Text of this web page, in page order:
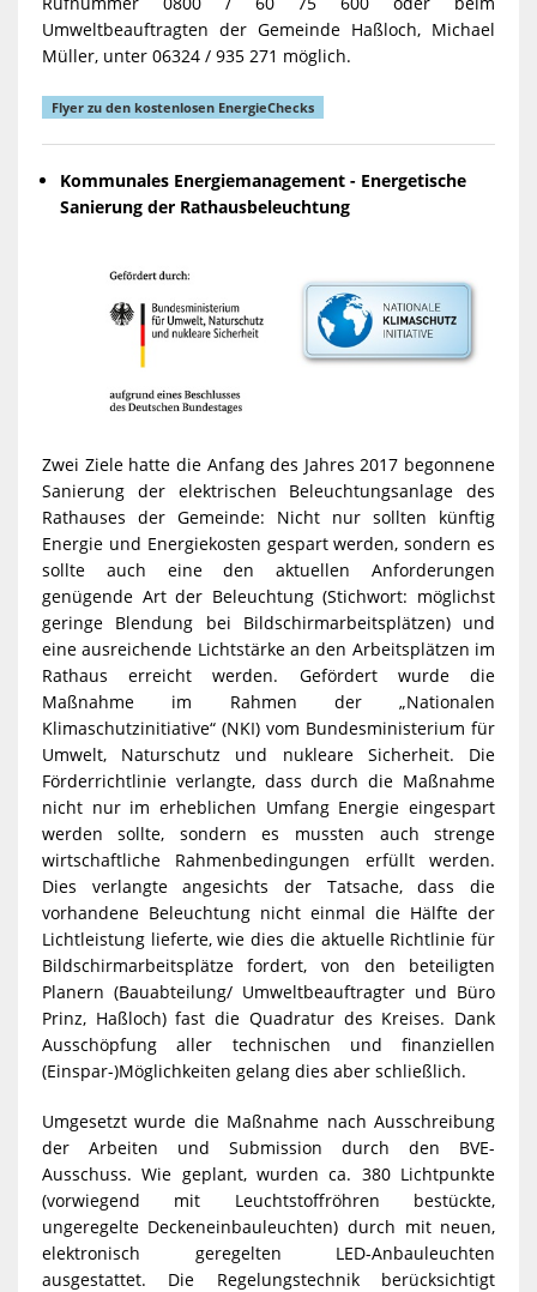
Umweltbeauftragten der Gemeinde Haßloch, Michael
Müller, unter 06324 / 935 271 möglich.
Flyer zu den kostenlosen EnergieChecks
Kommunales Energiemanagement - Energetische
Sanierung der Rathausbeleuchtung
Zwei Ziele hatte die Anfang des Jahres 2017 begonnene
Sanierung der elektrischen Beleuchtungsanlage des
Rathauses der Gemeinde: Nicht nur sollten künftig
Energie und Energiekosten gespart werden, sondern es
sollte auch eine den aktuellen Anforderungen
genügende Art der Beleuchtung (Stichwort: möglichst
geringe Blendung bei Bildschirmarbeitsplätzen) und
eine ausreichende Lichtstärke an den Arbeitsplätzen im
Rathaus erreicht werden. Gefördert wurde die
Maßnahme im Rahmen der „Nationalen
Klimaschutzinitiative“ (NKI) vom Bundesministerium für
Umwelt, Naturschutz und nukleare Sicherheit. Die
Förderrichtlinie verlangte, dass durch die Maßnahme
nicht nur im erheblichen Umfang Energie eingespart
werden sollte, sondern es mussten auch strenge
wirtschaftliche Rahmenbedingungen erfüllt werden.
Dies verlangte angesichts der Tatsache, dass die
vorhandene Beleuchtung nicht einmal die Hälfte der
Lichtleistung lieferte, wie dies die aktuelle Richtlinie für
Bildschirmarbeitsplätze fordert, von den beteiligten
Planern (Bauabteilung/ Umweltbeauftragter und Büro
Prinz, Haßloch) fast die Quadratur des Kreises. Dank
Ausschöpfung aller technischen und finanziellen
(Einspar-)Möglichkeiten gelang dies aber schließlich.
Umgesetzt wurde die Maßnahme nach Ausschreibung
der Arbeiten und Submission durch den BVE-
Ausschuss. Wie geplant, wurden ca. 380 Lichtpunkte
(vorwiegend mit Leuchtstoffröhren bestückte,
ungeregelte Deckeneinbauleuchten) durch mit neuen,
elektronisch geregelten LED-Anbauleuchten
ausgestattet. Die Regelungstechnik berücksichtigt